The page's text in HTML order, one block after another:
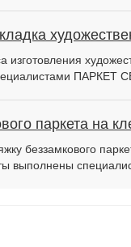
ПАРКЕТ
паркета на
беззамкового
выполнены